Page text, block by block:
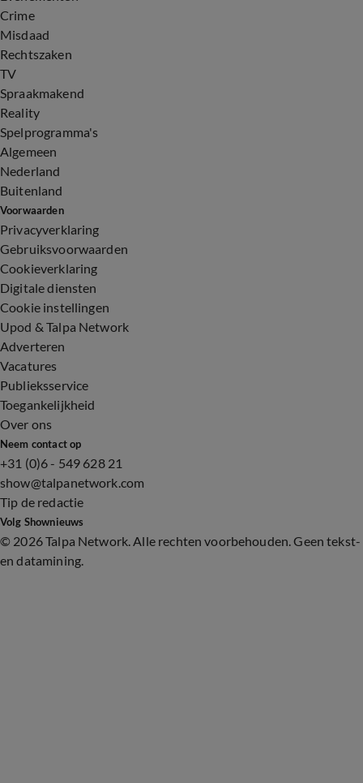
Crime
Misdaad
Rechtszaken
TV
Spraakmakend
Reality
Spelprogramma's
Algemeen
Nederland
Buitenland
Voorwaarden
Privacyverklaring
Gebruiksvoorwaarden
Cookieverklaring
Digitale diensten
Cookie instellingen
Upod & Talpa Network
Adverteren
Vacatures
Publieksservice
Toegankelijkheid
Over ons
Neem contact op
+31 (0)6 - 549 628 21
show@talpanetwork.com
Tip de redactie
Volg Shownieuws
© 2026 Talpa Network. Alle rechten voorbehouden. Geen tekst-
en datamining.